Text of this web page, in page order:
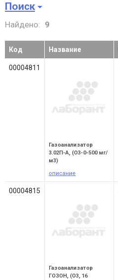
Поиск
Найдено: 9
Код Название
00004811
Газоанализатор
3.02П-А, (O3-0-500 мг/
м3)
описание
00004815
Газоанализатор
ГОЗОН, (O3, 16